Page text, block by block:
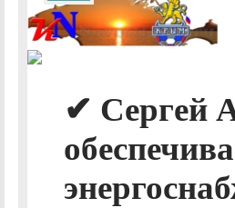
✔ Сергей